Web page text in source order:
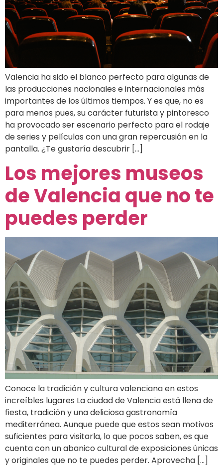
Valencia ha sido el blanco perfecto para algunas de
las producciones nacionales e internacionales más
importantes de los últimos tiempos. Y es que, no es
para menos pues, su carácter futurista y pintoresco
ha provocado ser escenario perfecto para el rodaje
de series y películas con una gran repercusión en la
pantalla. ¿Te gustaría descubrir […]
Los mejores museos
de Valencia que no te
puedes perder
Conoce la tradición y cultura valenciana en estos
increíbles lugares La ciudad de Valencia está llena de
fiesta, tradición y una deliciosa gastronomía
mediterránea. Aunque puede que estos sean motivos
suficientes para visitarla, lo que pocos saben, es que
cuenta con un abanico cultural de exposiciones únicas
y originales que no te puedes perder. Aprovecha […]